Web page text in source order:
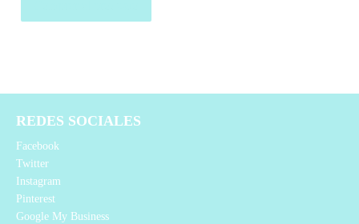
REDES SOCIALES
Facebook
Twitter
Instagram
Pinterest
Google My Business